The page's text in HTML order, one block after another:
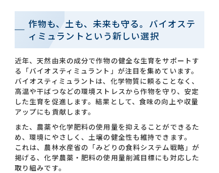
作物も、土も、未来も守る。バイオステ
ィミュラントという新しい選択
近年、天然由来の成分で作物の健全な生育をサポートす
る「バイオスティミュラント」が注目を集めています。
バイオスティミュラントは、化学物質に頼ることなく、
高温や干ばつなどの環境ストレスから作物を守り、安定
した生育を促進します。結果として、食味の向上や収量
アップにも貢献します。
また、農薬や化学肥料の使用量を抑えることができるた
め、環境にやさしく、土壌の健全性も維持できます。
これは、農林水産省の「みどりの食料システム戦略」が
掲げる、化学農薬・肥料の使用量削減目標にも対応した
取り組みです。